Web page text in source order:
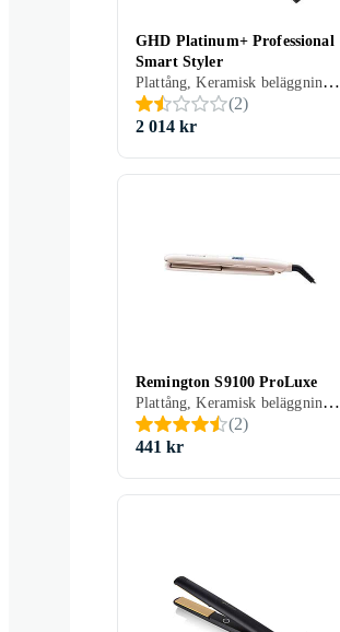
GHD Platinum+ Professional
Smart Styler
Plattång, Keramisk beläggning, Avjoniserande, Rörligt sladdfäste, Automatisk avstängning, 185 grader
(2)
2 014 kr
Remington S9100 ProLuxe
Plattång, Keramisk beläggning, Avjoniserande, Rörligt sladdfäste, Automatisk avstängning, Display, 230 grader
(2)
441 kr